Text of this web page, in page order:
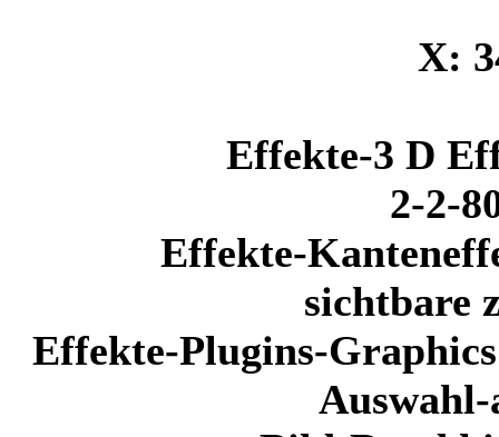
X:
Effekte-3 D
2-2-
Effekte-
sichtbare
Effekte-Plugins-
Auswahl-